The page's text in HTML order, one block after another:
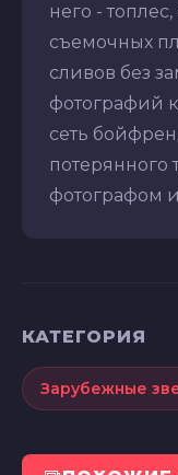
него -
съемочных
сливов без
фотографий
сеть
потерянного
фотографом и
КАТЕГОРИЯ
Зарубежные